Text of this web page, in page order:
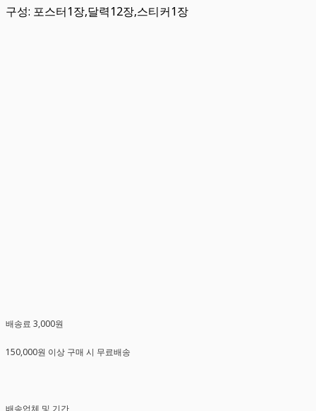
구성: 포스터1장,달력12장,스티커1장
배송료 3,000원
150,000원 이상 구매 시 무료배송
배송업체 및 기간